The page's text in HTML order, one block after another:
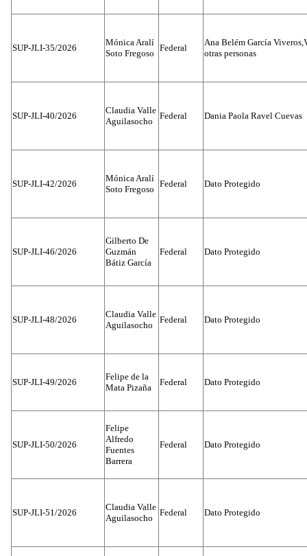
SUP-JLI-35/2026
Mónica Aralí
Soto Fregoso
Federal
Ana Belém García
otras personas
SUP-JLI-40/2026
Claudia Valle
Aguilasocho
Federal Dania Paola Ravel Cuevas
SUP-JLI-42/2026
Mónica Aralí
Soto Fregoso
Federal Dato Protegido
SUP-JLI-46/2026
Gilberto De
Guzmán
Bátiz García
Federal Dato Protegido
SUP-JLI-48/2026
Claudia Valle
Aguilasocho
Federal Dato Protegido
SUP-JLI-49/2026
Felipe de la
Mata Pizaña
Federal Dato Protegido
SUP-JLI-50/2026
Felipe
Alfredo
Fuentes
Barrera
Federal Dato Protegido
SUP-JLI-51/2026
Claudia Valle
Aguilasocho
Federal Dato Protegido